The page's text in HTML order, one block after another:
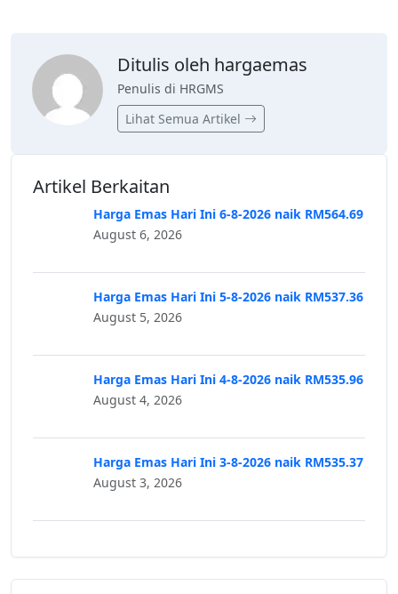
Ditulis oleh hargaemas
Penulis di HRGMS
Lihat Semua Artikel
Artikel Berkaitan
Harga Emas Hari Ini 6-8-2026 naik RM564.69
August 6, 2026
Harga Emas Hari Ini 5-8-2026 naik RM537.36
August 5, 2026
Harga Emas Hari Ini 4-8-2026 naik RM535.96
August 4, 2026
Harga Emas Hari Ini 3-8-2026 naik RM535.37
August 3, 2026